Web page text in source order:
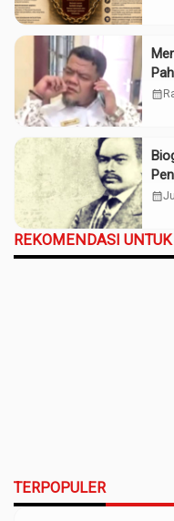
calendar_month
calendar_month
REKOMENDASI
TERPOPULER